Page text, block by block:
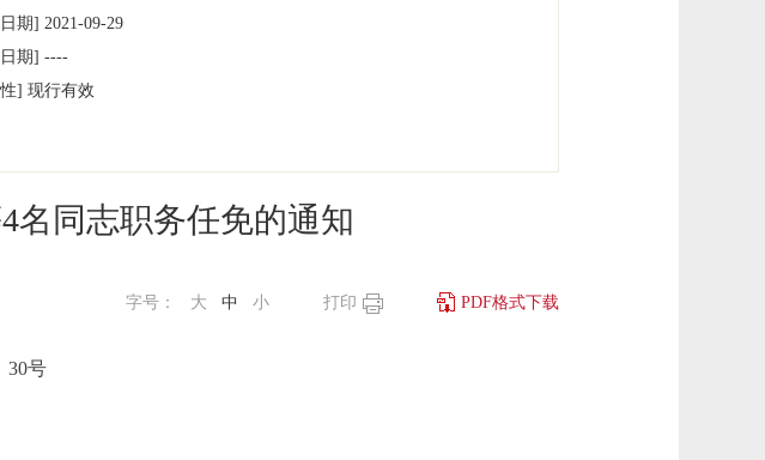
期] 2021-09-29
期] ----
] 现行有效
名同志职务任免的通知
PDF格式下载
打印
字号： 大 中 小
30号